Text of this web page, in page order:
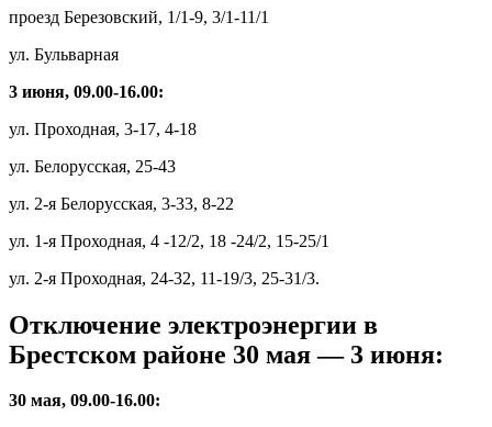
проезд Березовский, 1/1-9, 3/1-11/1
ул. Бульварная
3 июня, 09.00-16.00:
ул. Проходная, 3-17, 4-18
ул. Белорусская, 25-43
ул. 2-я Белорусская, 3-33, 8-22
ул. 1-я Проходная, 4 -12/2, 18 -24/2, 15-25/1
ул. 2-я Проходная, 24-32, 11-19/3, 25-31/3.
Отключение электроэнергии в
Брестском районе 30 мая — 3 июня:
30 мая, 09.00-16.00: